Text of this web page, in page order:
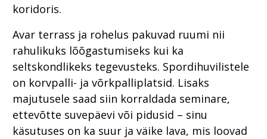
koridoris.
Avar terrass ja rohelus pakuvad ruumi nii
rahulikuks lõõgastumiseks kui ka
seltskondlikeks tegevusteks. Spordihuvilistele
on korvpalli- ja võrkpalliplatsid. Lisaks
majutusele saad siin korraldada seminare,
ettevõtte suvepäevi või pidusid – sinu
käsutuses on ka suur ja väike lava, mis loovad